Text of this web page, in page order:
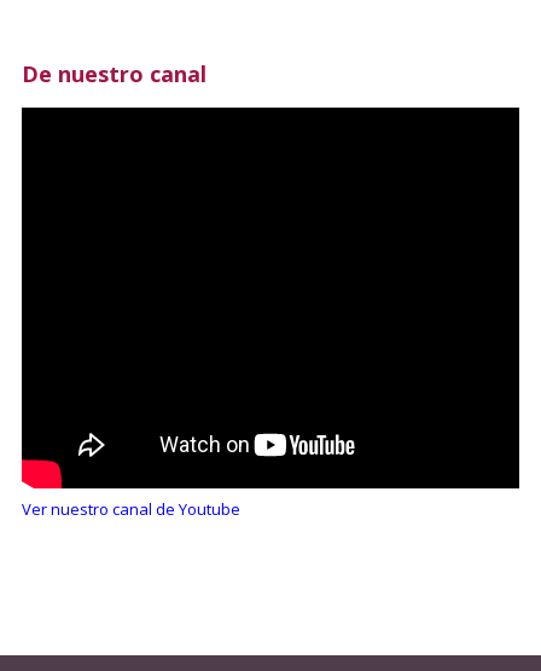
De nuestro canal
Ver nuestro canal de Youtube